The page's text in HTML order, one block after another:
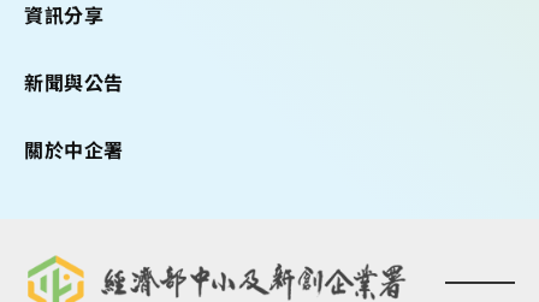
資訊分享
新聞與公告
關於中企署